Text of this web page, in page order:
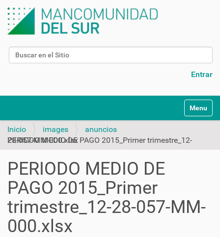
Buscar
Entrar
v
Toggle
Inicio images
anuncios
PERIODO MEDIO DE PAGO 2015_Primer trimestre_12-28-057-MM-000.xlsx
PERIODO MEDIO DE
PAGO 2015_Primer
trimestre_12-28-057-MM-
000.xlsx